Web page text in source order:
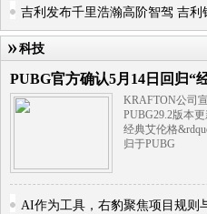
吉利发布千里浩瀚高阶智驾 吉利
科技
​PUBG官方确认5月14日回归“
KRAFTON公司
PUBG29.2版本
经典艾伦格
归于PUBG
AI作为工具，右豹聚焦项目规则